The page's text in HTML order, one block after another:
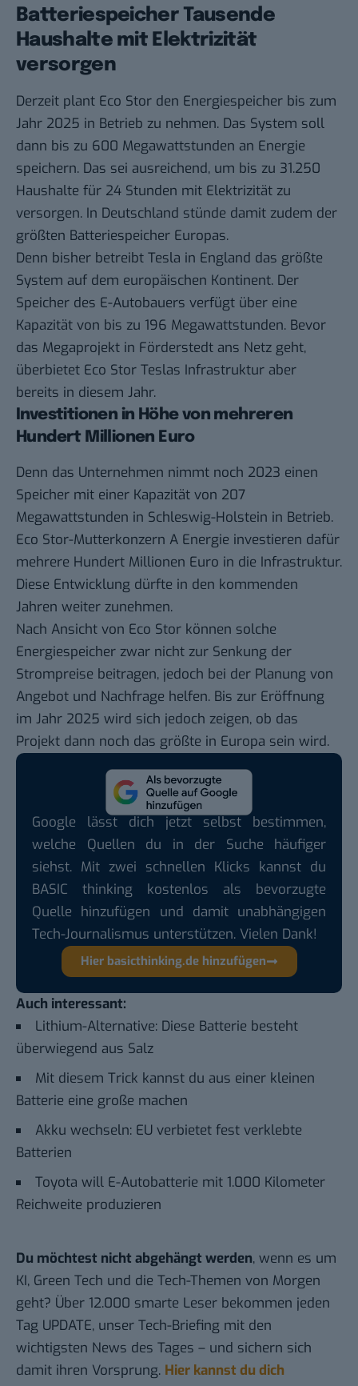
Batteriespeicher Tausende
Haushalte mit Elektrizität
versorgen
Derzeit plant Eco Stor den Energiespeicher bis zum
Jahr 2025 in Betrieb zu nehmen. Das System soll
dann bis zu 600 Megawattstunden an Energie
speichern. Das sei ausreichend, um bis zu 31.250
Haushalte für 24 Stunden mit Elektrizität zu
versorgen. In Deutschland stünde damit zudem der
größten Batteriespeicher Europas.
Denn bisher betreibt Tesla in England das größte
System auf dem europäischen Kontinent. Der
Speicher des E-Autobauers verfügt über eine
Kapazität von bis zu 196 Megawattstunden. Bevor
das Megaprojekt in Förderstedt ans Netz geht,
überbietet Eco Stor Teslas Infrastruktur aber
bereits in diesem Jahr.
Investitionen in Höhe von mehreren
Hundert Millionen Euro
Denn das Unternehmen nimmt noch 2023 einen
Speicher mit einer Kapazität von 207
Megawattstunden in Schleswig-Holstein in Betrieb.
Eco Stor-Mutterkonzern A Energie investieren dafür
mehrere Hundert Millionen Euro in die Infrastruktur.
Diese Entwicklung dürfte in den kommenden
Jahren weiter zunehmen.
Nach Ansicht von Eco Stor können solche
Energiespeicher zwar nicht zur Senkung der
Strompreise beitragen, jedoch bei der Planung von
Angebot und Nachfrage helfen. Bis zur Eröffnung
im Jahr 2025 wird sich jedoch zeigen, ob das
Projekt dann noch das größte in Europa sein wird.
Google lässt dich jetzt selbst bestimmen,
welche Quellen du in der Suche häufiger
siehst. Mit zwei schnellen Klicks kannst du
BASIC thinking kostenlos als bevorzugte
Quelle hinzufügen und damit unabhängigen
Tech-Journalismus unterstützen. Vielen Dank!
Hier basicthinking.de hinzufügen
Auch interessant:
Lithium-Alternative: Diese Batterie besteht
überwiegend aus Salz
Mit diesem Trick kannst du aus einer kleinen
Batterie eine große machen
Akku wechseln: EU verbietet fest verklebte
Batterien
Toyota will E-Autobatterie mit 1.000 Kilometer
Reichweite produzieren
Du möchtest nicht abgehängt werden, wenn es um
KI, Green Tech und die Tech-Themen von Morgen
geht? Über 12.000 smarte Leser bekommen jeden
Tag UPDATE, unser Tech-Briefing mit den
wichtigsten News des Tages – und sichern sich
damit ihren Vorsprung. Hier kannst du dich